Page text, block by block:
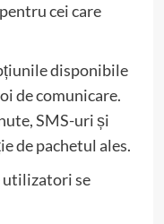
cei care
disponibile
de comunicare.
SMS-uri și
de pachetul ales.
utilizatori se